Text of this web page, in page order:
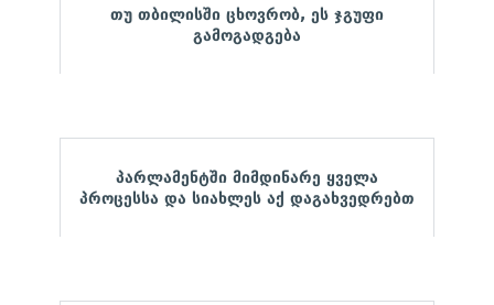
თუ თბილისში ცხოვრობ, ეს ჯგუფი
გამოგადგება
პარლამენტში მიმდინარე ყველა
პროცესსა და სიახლეს აქ დაგახვედრებთ